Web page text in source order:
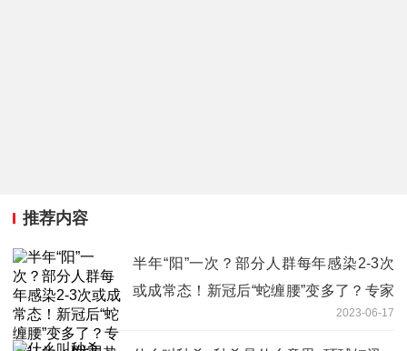
推荐内容
半年“阳”一次？部分人群每年感染2-3次
或成常态！新冠后“蛇缠腰”变多了？专家
2023-06-17